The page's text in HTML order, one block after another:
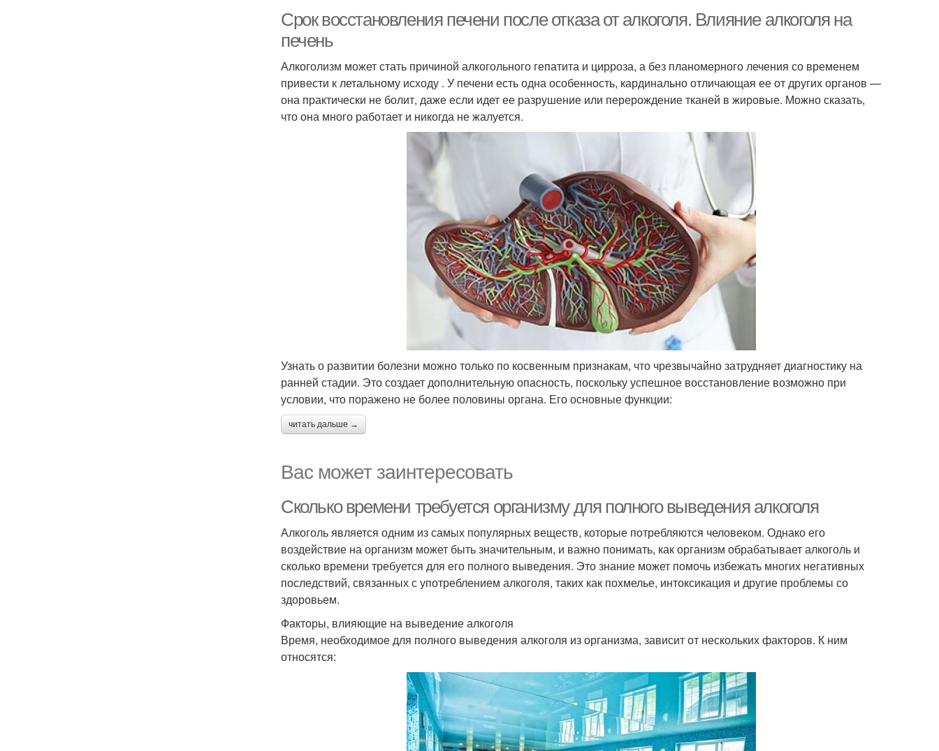
Срок восстановления печени после отказа от алкоголя. Влияние алкоголя на
печень
Алкоголизм может стать причиной алкогольного гепатита и цирроза, а без планомерного лечения со временем
привести к летальному исходу . У печени есть одна особенность, кардинально отличающая ее от других органов —
она практически не болит, даже если идет ее разрушение или перерождение тканей в жировые. Можно сказать,
что она много работает и никогда не жалуется.
Узнать о развитии болезни можно только по косвенным признакам, что чрезвычайно затрудняет диагностику на
ранней стадии. Это создает дополнительную опасность, поскольку успешное восстановление возможно при
условии, что поражено не более половины органа. Его основные функции:
читать дальше →
Вас может заинтересовать
Сколько времени требуется организму для полного выведения алкоголя
Алкоголь является одним из самых популярных веществ, которые потребляются человеком. Однако его
воздействие на организм может быть значительным, и важно понимать, как организм обрабатывает алкоголь и
сколько времени требуется для его полного выведения. Это знание может помочь избежать многих негативных
последствий, связанных с употреблением алкоголя, таких как похмелье, интоксикация и другие проблемы со
здоровьем.
Факторы, влияющие на выведение алкоголя
Время, необходимое для полного выведения алкоголя из организма, зависит от нескольких факторов. К ним
относятся: